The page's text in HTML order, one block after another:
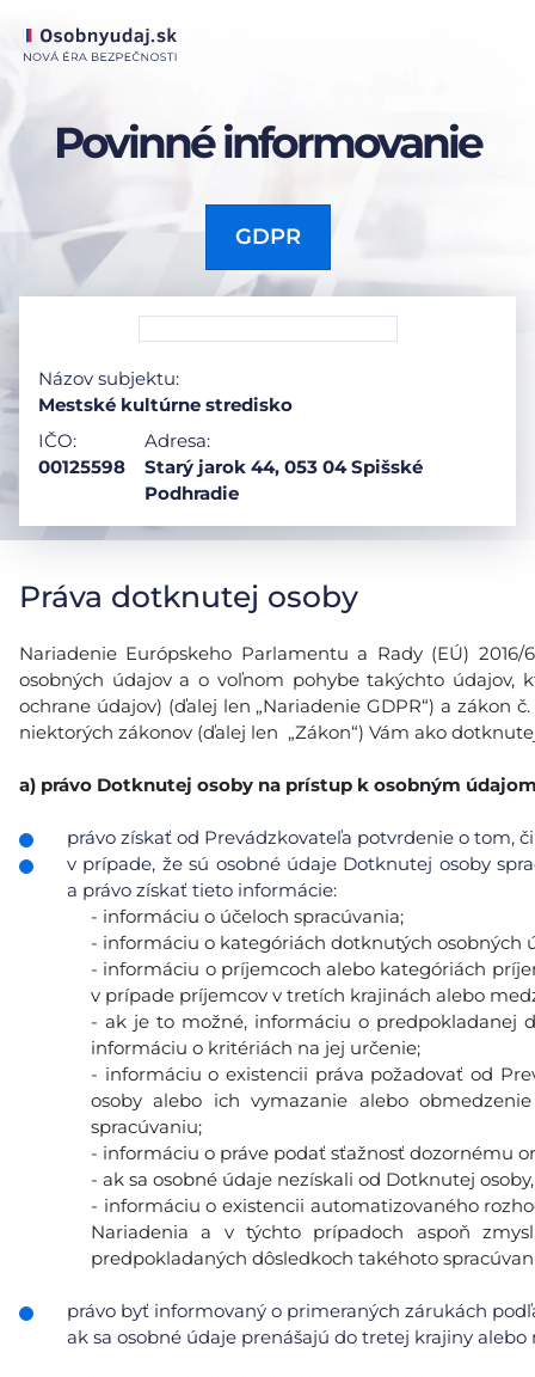
Povinné informovanie
GDPR
Názov subjektu:
Mestské kultúrne stredisko
IČO:
00125598
Adresa:
Starý jarok 44, 053 04 Spišské
Podhradie
Práva dotknutej osoby
Nariadenie Európskeho Parlamentu a Rady (EÚ)
osobných údajov a o voľnom pohybe takýchto údajov,
ochrane údajov) (ďalej len „Nariadenie GDPR“) a zákon
niektorých zákonov (ďalej len „Zákon“) Vám ako
a) právo Dotknutej osoby na prístup k osobným
právo získať od Prevádzkovateľa potvrdenie o tom,
v prípade, že sú osobné údaje Dotknutej osoby
a právo získať tieto informácie:
- informáciu o účeloch spracúvania;
- informáciu o kategóriách dotknutých osobných
- informáciu o príjemcoch alebo kategóriách
v prípade príjemcov v tretích krajinách alebo
- ak je to možné, informáciu o predpokladanej
informáciu o kritériách na jej určenie;
- informáciu o existencii práva požadovať od
osoby alebo ich vymazanie alebo
spracúvaniu;
- informáciu o práve podať sťažnosť dozornému
- ak sa osobné údaje nezískali od Dotknutej
- informáciu o existencii automatizovaného
Nariadenia a v týchto prípadoch aspoň
predpokladaných dôsledkoch takéhoto
právo byť informovaný o primeraných zárukách
ak sa osobné údaje prenášajú do tretej krajiny